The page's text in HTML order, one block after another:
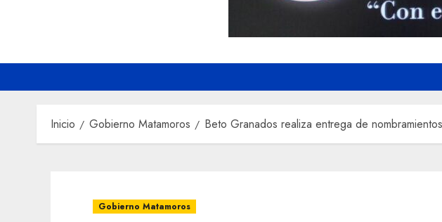
Inicio Gobierno Matamoros Beto Granados realiza entrega de
Gobierno Matamoros